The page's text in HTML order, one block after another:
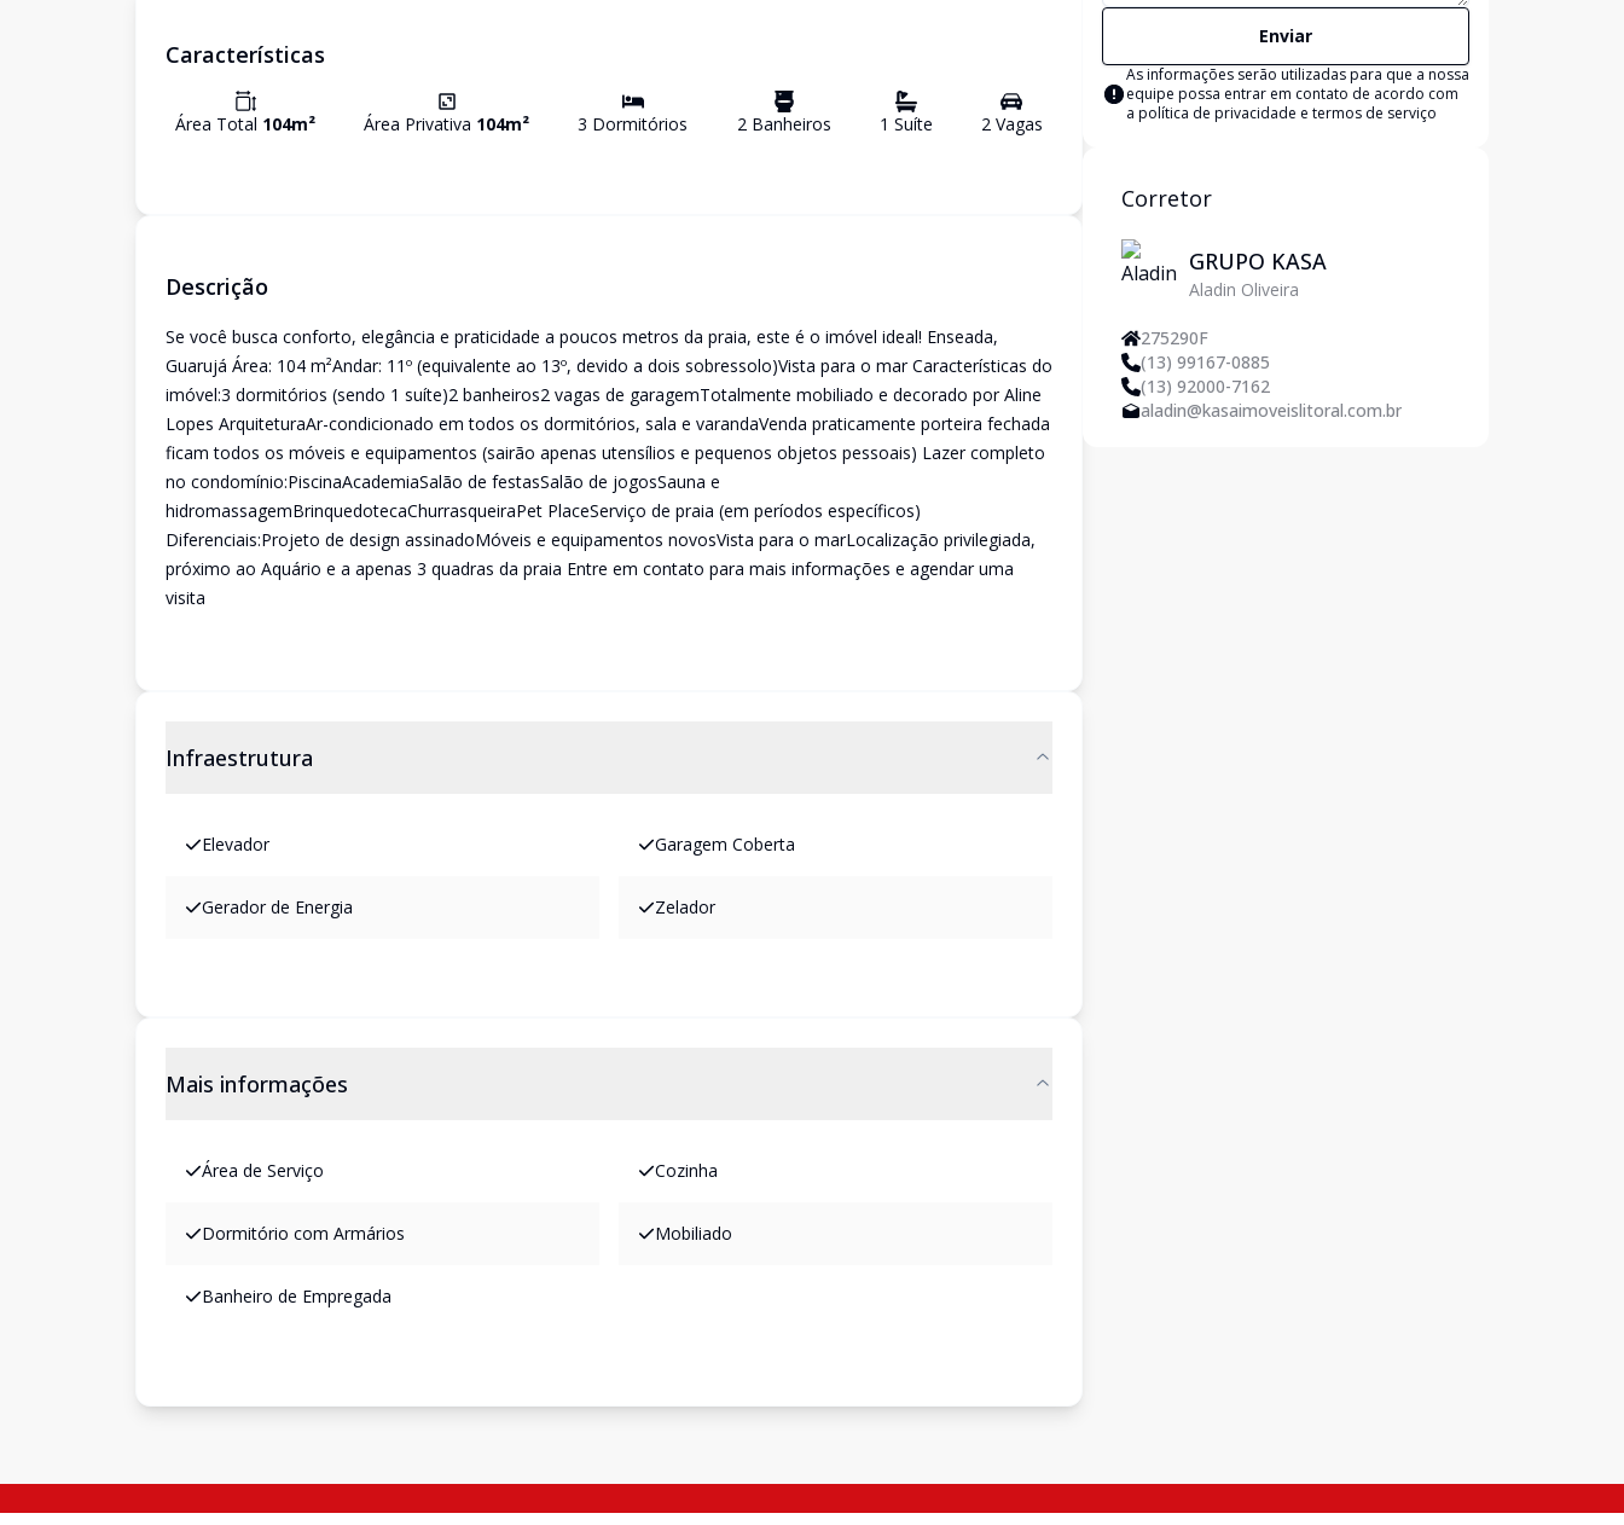
Características
Área Total 104m² Área Privativa 104m² 3 Dormitórios 2Banheiros 1 Suíte 2Vagas
Descrição
Se você busca conforto, elegância e praticidade a poucos metros da praia, este é o imóvel ideal! Enseada,
Guarujá Área: 104 m²Andar: 11º (equivalente ao 13º, devido a dois sobressolo)Vista para o mar Características do
imóvel:3 dormitórios (sendo 1 suíte)2 banheiros2 vagas de garagemTotalmente mobiliado e decorado por Aline
Lopes ArquiteturaAr-condicionado em todos os dormitórios, sala e varandaVenda praticamente porteira fechada
ficam todos os móveis e equipamentos (sairão apenas utensílios e pequenos objetos pessoais) Lazer completo
no condomínio:PiscinaAcademiaSalão de festasSalão de jogosSauna e
hidromassagemBrinquedotecaChurrasqueiraPet PlaceServiço de praia (em períodos específicos)
Diferenciais:Projeto de design assinadoMóveis e equipamentos novosVista para o marLocalização privilegiada,
próximo ao Aquário e a apenas 3 quadras da praia Entre em contato para mais informações e agendar uma
visita
Infraestrutura
Elevador Garagem Coberta
Gerador de Energia Zelador
Mais informações
Área de Serviço Cozinha
Dormitório com Armários Mobiliado
Banheiro de Empregada
Enviar
As informações serão utilizadas para que a nossa
equipe possa entrar em contato de acordo com
a política de privacidade e termos de serviço
Corretor
GRUPO KASA
Aladin Oliveira
275290F
(13) 99167-0885
(13) 92000-7162
aladin@kasaimoveislitoral.com.br